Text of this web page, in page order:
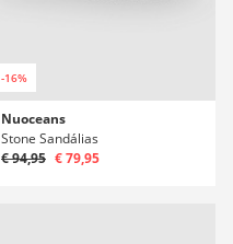
-16%
Nuoceans
Stone Sandálias
€ 94,95 € 79,95